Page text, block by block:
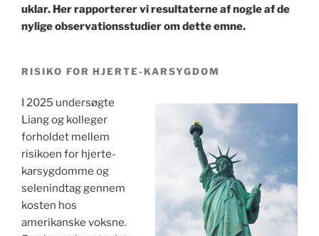
uklar. Her rapporterer vi resultaterne af nogle af de
nylige observationsstudier om dette emne.
RISIKO FOR HJERTE-KARSYGDOM
I 2025 undersøgte
Liang og kolleger
forholdet mellem
risikoen for hjerte-
karsygdomme og
selenindtag gennem
kosten hos
amerikanske voksne.